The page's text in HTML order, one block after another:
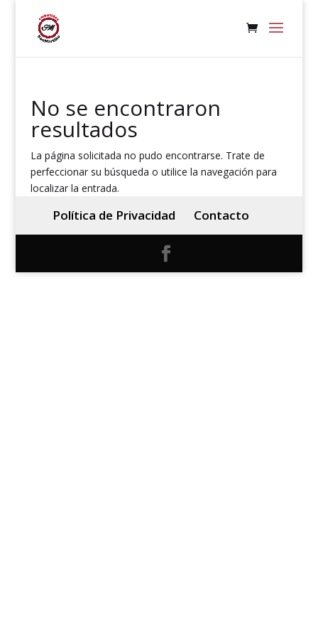
No se encontraron
resultados
La página solicitada no pudo encontrarse. Trate de
perfeccionar su búsqueda o utilice la navegación para
localizar la entrada.
Política de Privacidad Contacto